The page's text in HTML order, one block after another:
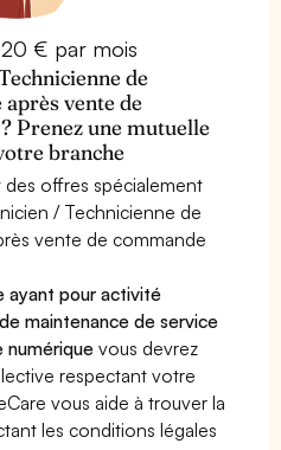
€ par mois
de
vente de
Prenez une mutuelle
branche
des offres spécialement
/ Technicienne de
vente de commande
ayant pour activité
maintenance de service
numérique vous devrez
respectant votre
vous aide à trouver la
les conditions légales